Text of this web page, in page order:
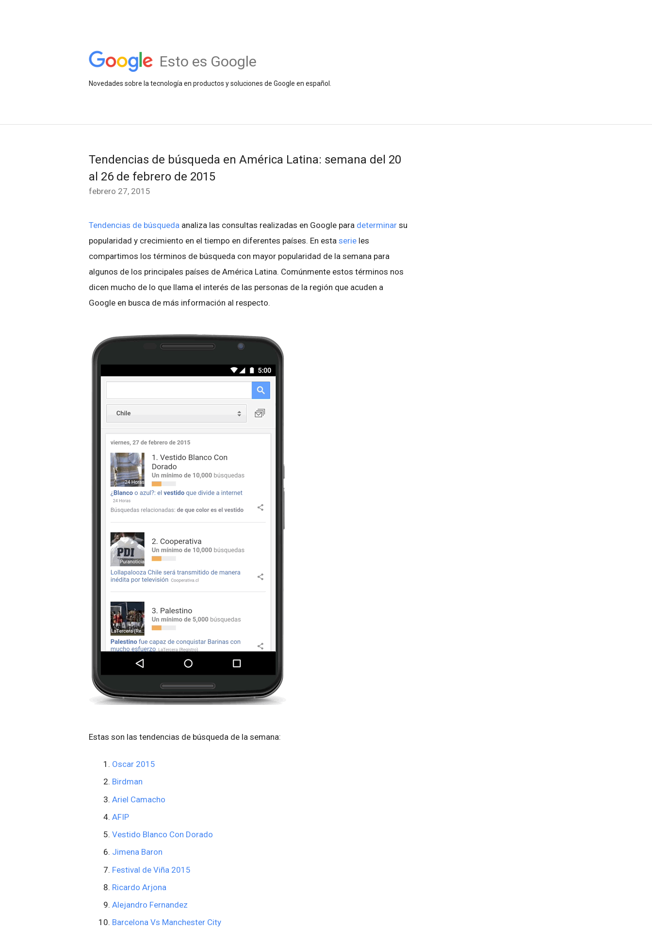
Esto es Google
Novedades sobre la tecnología en productos y soluciones de Google en español.
Tendencias de búsqueda en América Latina: semana del 20
al 26 de febrero de 2015
febrero 27, 2015
Tendencias de búsqueda analiza las consultas realizadas en Google para determinar su
popularidad y crecimiento en el tiempo en diferentes países. En esta serie les
compartimos los términos de búsqueda con mayor popularidad de la semana para
algunos de los principales países de América Latina. Comúnmente estos términos nos
dicen mucho de lo que llama el interés de las personas de la región que acuden a
Google en busca de más información al respecto.
Estas son las tendencias de búsqueda de la semana:
Oscar 2015
Birdman
Ariel Camacho
AFIP
Vestido Blanco Con Dorado
Jimena Baron
Festival de Viña 2015
Ricardo Arjona
Alejandro Fernandez
Barcelona Vs Manchester City